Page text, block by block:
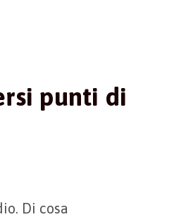
punti di
Di cosa